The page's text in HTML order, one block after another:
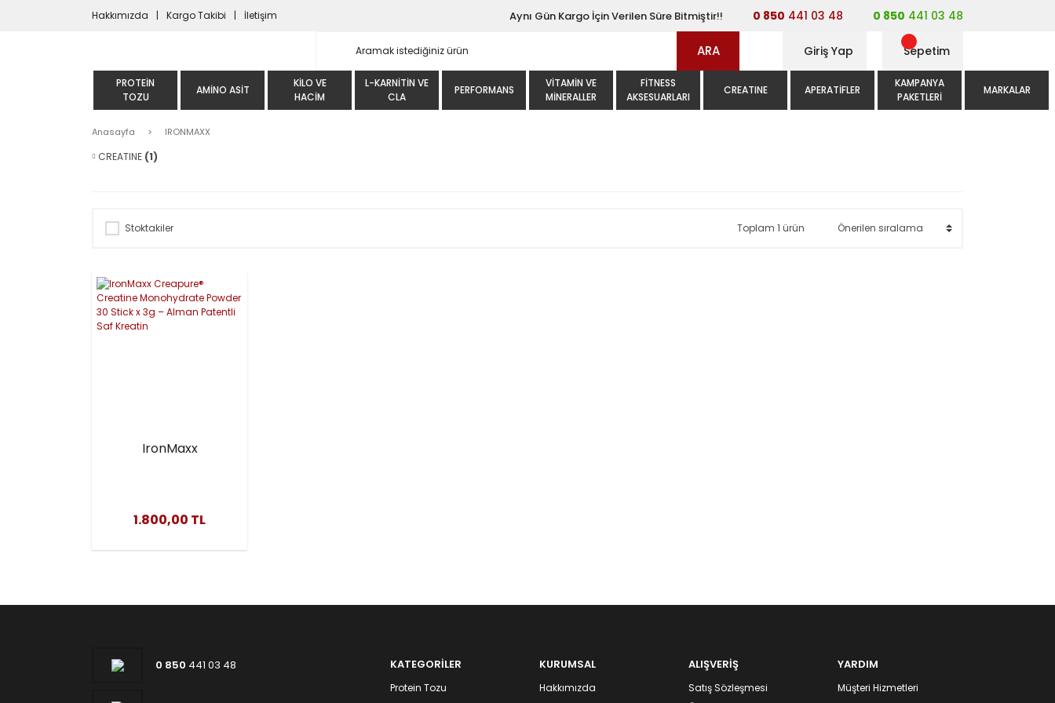
Hakkımızda Kargo Takibi İletişim Aynı Gün Kargo İçin Verilen Süre Bitmiştir!! 0 850 441 03 48 0 850 441 03 48
ARA Giriş Yap Sepetim
PROTEIN
TOZU
AMINO ASIT
KILO VE
HACIM
L-KARNITIN VE
CLA
PERFORMANS
VITAMIN VE
MINERALLER
FITNESS
AKSESUARLARI
CREATINE APERATIFLER
KAMPANYA
PAKETLERI
MARKALAR
Anasayfa IRONMAXX
CREATINE (1)
Stoktakiler Toplam 1 ürün
IronMaxx
Powder 30 Stick x
3g – Alman
1.800,00 TL
0 850 441 03 48 KATEGORİLER
Protein Tozu
KURUMSAL
Hakkımızda
ALIŞVERİŞ
Satış Sözleşmesi
YARDIM
Müşteri Hizmetleri